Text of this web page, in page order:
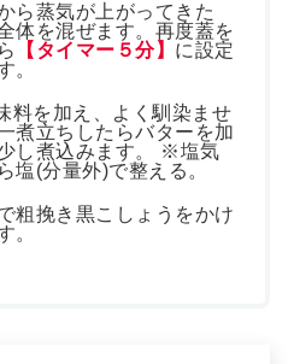
ら蒸気が上がってきた
体を混ぜます。再度蓋を
【タイマー５分】 に設定
。
料を加え、よく馴染ませ
煮立ちしたらバターを加
し煮込みます。 ※塩気
塩(分量外)で整える。
粗挽き黒こしょうをかけ
。